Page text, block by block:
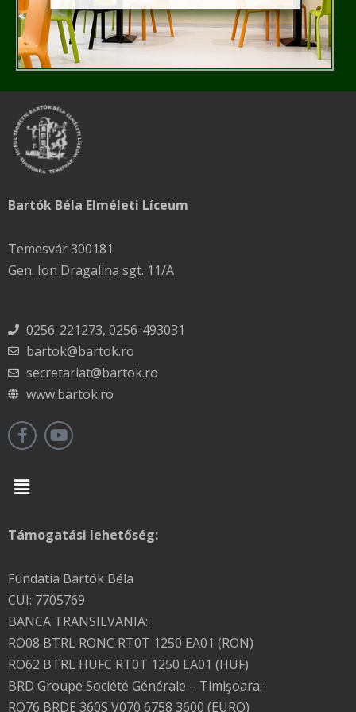
Bartók Béla Elméleti Líceum
Temesvár 300181
Gen. Ion Dragalina sgt. 11/A
0256-221273, 0256-493031
bartok@bartok.ro
secretariat@bartok.ro
www.bartok.ro
Menu
Támogatási lehetőség:
Fundatia Bartók Béla
CUI: 7705769
BANCA TRANSILVANIA:
RO08 BTRL RONC RT0T 1250 EA01 (RON)
RO62 BTRL HUFC RT0T 1250 EA01 (HUF)
BRD Groupe Société Générale – Timişoara:
RO76 BRDE 360S V070 6758 3600 (EURO)